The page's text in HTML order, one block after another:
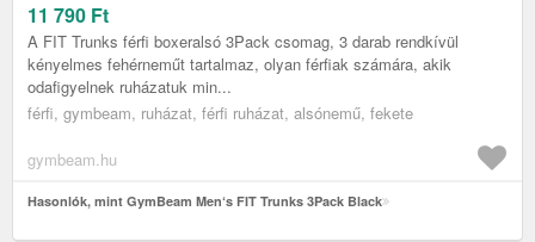
11 790 Ft
A FIT Trunks férfi boxeralsó 3Pack csomag, 3 darab rendkívül
kényelmes fehérneműt tartalmaz, olyan férfiak számára, akik
odafigyelnek ruházatuk min...
férfi, gymbeam, ruházat, férfi ruházat, alsónemű, fekete
gymbeam.hu
Hasonlók, mint GymBeam Men‘s FIT Trunks 3Pack Black